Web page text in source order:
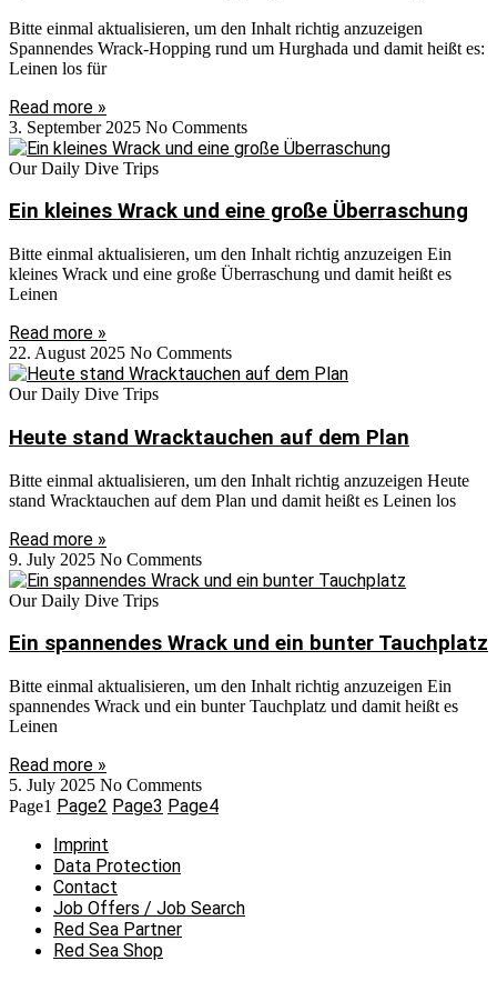
Bitte einmal aktualisieren, um den Inhalt richtig anzuzeigen
Spannendes Wrack-Hopping rund um Hurghada und damit heißt es:
Leinen los für
Read more »
3. September 2025 No Comments
Our Daily Dive Trips
Ein kleines Wrack und eine große Überraschung
Bitte einmal aktualisieren, um den Inhalt richtig anzuzeigen Ein
kleines Wrack und eine große Überraschung und damit heißt es
Leinen
Read more »
22. August 2025 No Comments
Our Daily Dive Trips
Heute stand Wracktauchen auf dem Plan
Bitte einmal aktualisieren, um den Inhalt richtig anzuzeigen Heute
stand Wracktauchen auf dem Plan und damit heißt es Leinen los
Read more »
9. July 2025 No Comments
Our Daily Dive Trips
Ein spannendes Wrack und ein bunter Tauchplatz
Bitte einmal aktualisieren, um den Inhalt richtig anzuzeigen Ein
spannendes Wrack und ein bunter Tauchplatz und damit heißt es
Leinen
Read more »
5. July 2025 No Comments
Page1 Page2 Page3 Page4
Imprint
Data Protection
Contact
Job Offers / Job Search
Red Sea Partner
Red Sea Shop